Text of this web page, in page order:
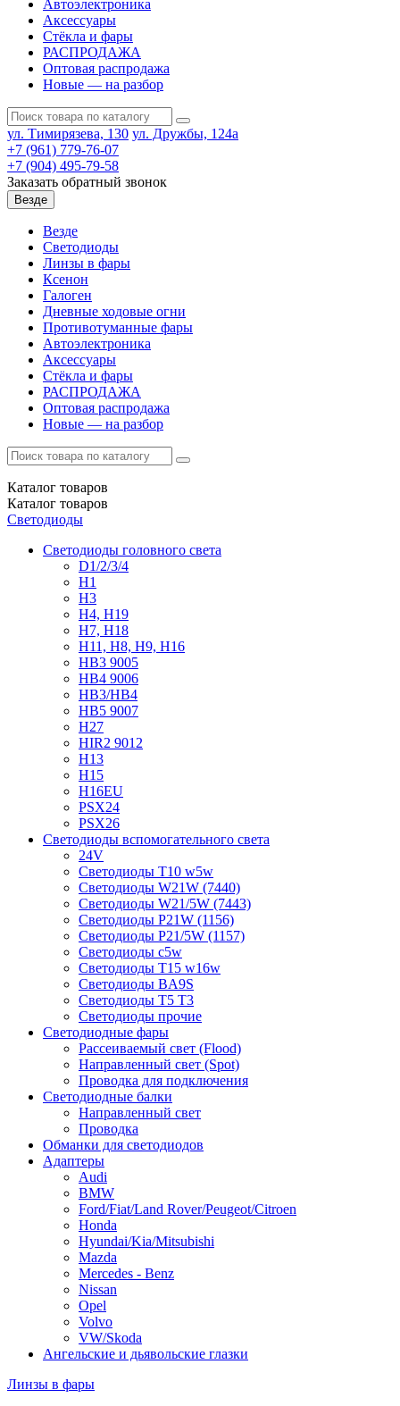
Автоэлектроника
Аксессуары
Стёкла и фары
РАСПРОДАЖА
Оптовая распродажа
Новые — на разбор
ул. Тимирязева, 130 ул. Дружбы, 124а
+7 (961) 779-76-07
+7 (904) 495-79-58
Заказать обратный звонок
Везде
Везде
Светодиоды
Линзы в фары
Ксенон
Галоген
Дневные ходовые огни
Противотуманные фары
Автоэлектроника
Аксессуары
Стёкла и фары
РАСПРОДАЖА
Оптовая распродажа
Новые — на разбор
Каталог товаров
Каталог товаров
Светодиоды
Светодиоды головного света
D1/2/3/4
H1
H3
H4, H19
H7, H18
H11, H8, H9, H16
HB3 9005
HB4 9006
HB3/HB4
HB5 9007
H27
HIR2 9012
H13
H15
H16EU
PSX24
PSX26
Светодиоды вспомогательного света
24V
Светодиоды T10 w5w
Светодиоды W21W (7440)
Светодиоды W21/5W (7443)
Светодиоды P21W (1156)
Светодиоды P21/5W (1157)
Светодиоды c5w
Светодиоды T15 w16w
Светодиоды BA9S
Светодиоды T5 T3
Светодиоды прочие
Светодиодные фары
Рассеиваемый свет (Flood)
Направленный свет (Spot)
Проводка для подключения
Светодиодные балки
Направленный свет
Проводка
Обманки для светодиодов
Адаптеры
Audi
BMW
Ford/Fiat/Land Rover/Peugeot/Citroen
Honda
Hyundai/Kia/Mitsubishi
Mazda
Mercedes - Benz
Nissan
Opel
Volvo
VW/Skoda
Ангельские и дьявольские глазки
Линзы в фары